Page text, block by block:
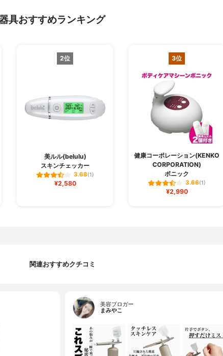
具おすすめランキング
2位
美ルル(belulu)
スキンチェッカー
3.68(1)
¥2,580
3位
健康コーポレーション(KENKO
CORPORATION)
ボニック
3.66(1)
¥2,990
関連おすすめクチコミ
美容ブロガー
まみやこ